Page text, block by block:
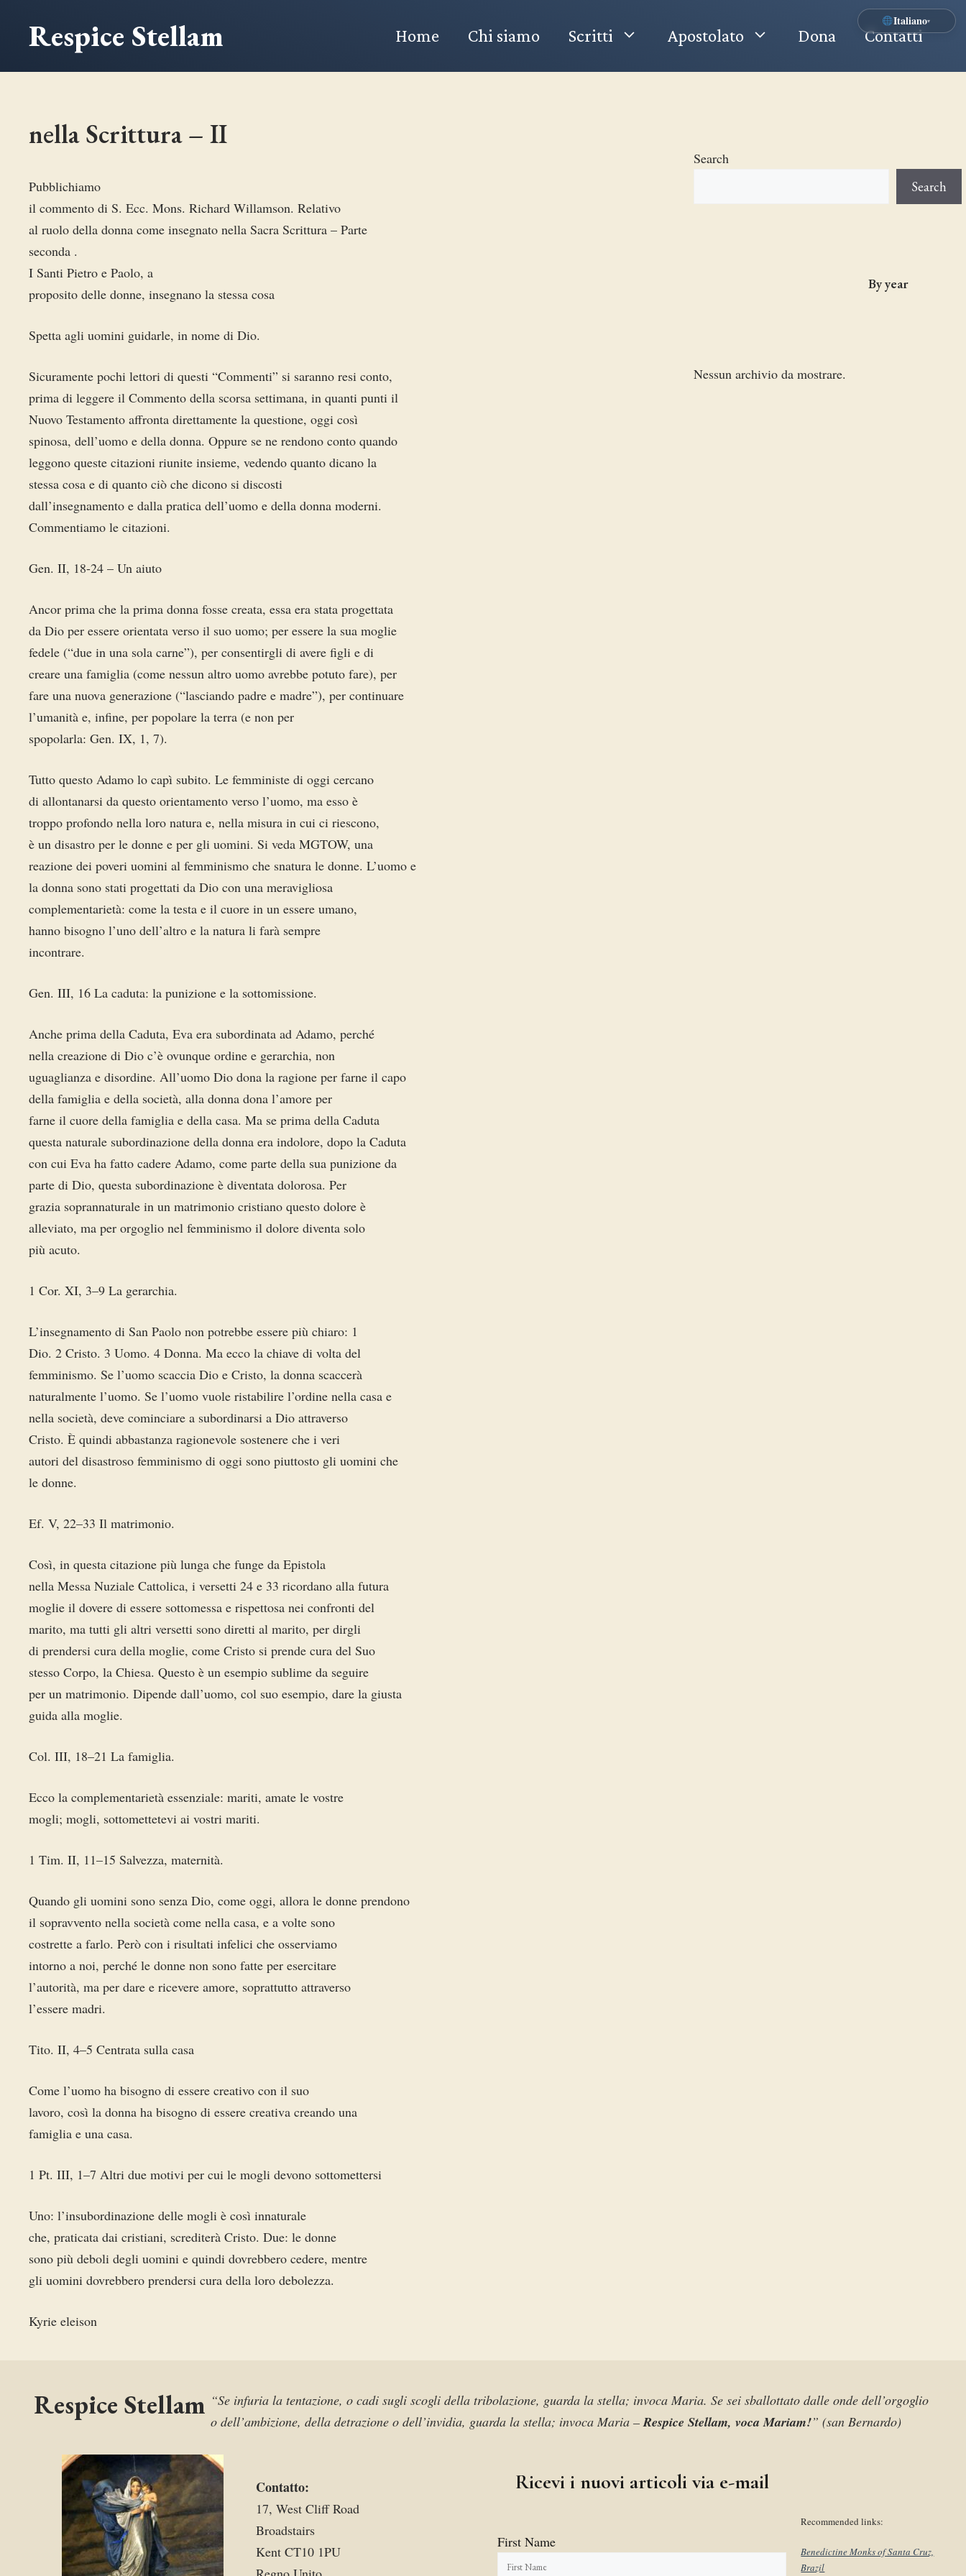
Italiano▾
Respice Stellam Home Chi siamo Scritti Apostolato Dona Contatti
nella Scrittura – II
Pubblichiamo
il commento di S. Ecc. Mons. Richard Willamson. Relativo
al ruolo della donna come insegnato nella Sacra Scrittura – Parte
seconda .
I Santi Pietro e Paolo, a
proposito delle donne, insegnano la stessa cosa
Spetta agli uomini guidarle, in nome di Dio.
Sicuramente pochi lettori di questi “Commenti” si saranno resi conto,
prima di leggere il Commento della scorsa settimana, in quanti punti il
Nuovo Testamento affronta direttamente la questione, oggi così
spinosa, dell’uomo e della donna. Oppure se ne rendono conto quando
leggono queste citazioni riunite insieme, vedendo quanto dicano la
stessa cosa e di quanto ciò che dicono si discosti
dall’insegnamento e dalla pratica dell’uomo e della donna moderni.
Commentiamo le citazioni.
Gen. II, 18-24 – Un aiuto
Ancor prima che la prima donna fosse creata, essa era stata progettata
da Dio per essere orientata verso il suo uomo; per essere la sua moglie
fedele (“due in una sola carne”), per consentirgli di avere figli e di
creare una famiglia (come nessun altro uomo avrebbe potuto fare), per
fare una nuova generazione (“lasciando padre e madre”), per continuare
l’umanità e, infine, per popolare la terra (e non per
spopolarla: Gen. IX, 1, 7).
Tutto questo Adamo lo capì subito. Le femministe di oggi cercano
di allontanarsi da questo orientamento verso l’uomo, ma esso è
troppo profondo nella loro natura e, nella misura in cui ci riescono,
è un disastro per le donne e per gli uomini. Si veda MGTOW, una
reazione dei poveri uomini al femminismo che snatura le donne. L’uomo e
la donna sono stati progettati da Dio con una meravigliosa
complementarietà: come la testa e il cuore in un essere umano,
hanno bisogno l’uno dell’altro e la natura li farà sempre
incontrare.
Gen. III, 16 La caduta: la punizione e la sottomissione.
Anche prima della Caduta, Eva era subordinata ad Adamo, perché
nella creazione di Dio c’è ovunque ordine e gerarchia, non
uguaglianza e disordine. All’uomo Dio dona la ragione per farne il capo
della famiglia e della società, alla donna dona l’amore per
farne il cuore della famiglia e della casa. Ma se prima della Caduta
questa naturale subordinazione della donna era indolore, dopo la Caduta
con cui Eva ha fatto cadere Adamo, come parte della sua punizione da
parte di Dio, questa subordinazione è diventata dolorosa. Per
grazia soprannaturale in un matrimonio cristiano questo dolore è
alleviato, ma per orgoglio nel femminismo il dolore diventa solo
più acuto.
1 Cor. XI, 3–9 La gerarchia.
L’insegnamento di San Paolo non potrebbe essere più chiaro: 1
Dio. 2 Cristo. 3 Uomo. 4 Donna. Ma ecco la chiave di volta del
femminismo. Se l’uomo scaccia Dio e Cristo, la donna scaccerà
naturalmente l’uomo. Se l’uomo vuole ristabilire l’ordine nella casa e
nella società, deve cominciare a subordinarsi a Dio attraverso
Cristo. È quindi abbastanza ragionevole sostenere che i veri
autori del disastroso femminismo di oggi sono piuttosto gli uomini che
le donne.
Ef. V, 22–33 Il matrimonio.
Così, in questa citazione più lunga che funge da Epistola
nella Messa Nuziale Cattolica, i versetti 24 e 33 ricordano alla futura
moglie il dovere di essere sottomessa e rispettosa nei confronti del
marito, ma tutti gli altri versetti sono diretti al marito, per dirgli
di prendersi cura della moglie, come Cristo si prende cura del Suo
stesso Corpo, la Chiesa. Questo è un esempio sublime da seguire
per un matrimonio. Dipende dall’uomo, col suo esempio, dare la giusta
guida alla moglie.
Col. III, 18–21 La famiglia.
Ecco la complementarietà essenziale: mariti, amate le vostre
mogli; mogli, sottomettetevi ai vostri mariti.
1 Tim. II, 11–15 Salvezza, maternità.
Quando gli uomini sono senza Dio, come oggi, allora le donne prendono
il sopravvento nella società come nella casa, e a volte sono
costrette a farlo. Però con i risultati infelici che osserviamo
intorno a noi, perché le donne non sono fatte per esercitare
l’autorità, ma per dare e ricevere amore, soprattutto attraverso
l’essere madri.
Tito. II, 4–5 Centrata sulla casa
Come l’uomo ha bisogno di essere creativo con il suo
lavoro, così la donna ha bisogno di essere creativa creando una
famiglia e una casa.
1 Pt. III, 1–7 Altri due motivi per cui le mogli devono sottomettersi
Uno: l’insubordinazione delle mogli è così innaturale
che, praticata dai cristiani, screditerà Cristo. Due: le donne
sono più deboli degli uomini e quindi dovrebbero cedere, mentre
gli uomini dovrebbero prendersi cura della loro debolezza.
Kyrie eleison
Search
Search
By year
Nessun archivio da mostrare.
Respice Stellam “Se infuria la tentazione, o cadi sugli scogli della tribolazione, guarda la stella; invoca Maria. Se sei sballottato dalle onde dell’orgoglio
o dell’ambizione, della detrazione o dell’invidia, guarda la stella; invoca Maria –Respice Stellam, voca Mariam!” (san Bernardo)
Contatto:
17, West Cliff Road
Broadstairs
Kent CT10 1PU
Ricevi i nuovi articoli via e-mail
First Name
Recommended links:
Benedictine Monks of Santa Cruz,
Brazil